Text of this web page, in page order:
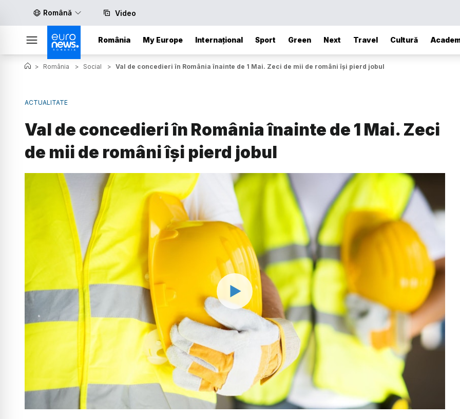
Română Video
România My Europe Internațional Sport Green Next Travel Cultură
> România > Social > Val de concedieri în România înainte de 1 Mai. Zeci de mii de români își pierd jobul
ACTUALITATE
Val de concedieri în România înainte de 1 Mai. Zeci
de mii de români își pierd jobul
Watch